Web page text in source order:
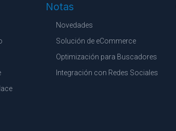
Notas
Novedades
Solución de eCommerce
Optimización para Buscadores
Integración con Redes Sociales